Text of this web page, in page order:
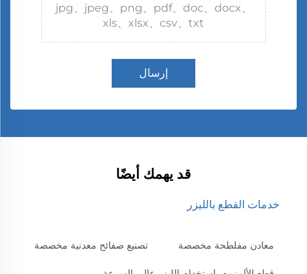
jpg、jpeg、png、pdf、doc、docx、
xls、xlsx、csv、txt
إرسال
قد يهمك أيضًا
خدمات القطع بالليزر
معادن مفلطحة مخصصة تصنيع صفائح معدنية مخصصة